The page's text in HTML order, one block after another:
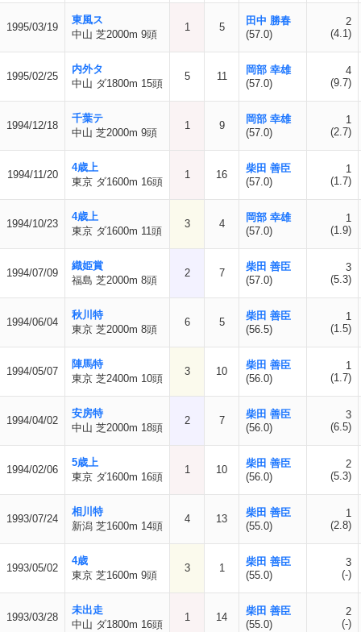
1995/03/19
東風ス
中山 芝2000m 9頭
1 5
田中 勝春
(57.0)
2
(4.1)
1995/02/25
内外タ
中山 ダ1800m 15頭
5 11
岡部 幸雄
(57.0)
4
(9.7)
1994/12/18
千葉テ
中山 芝2000m 9頭
1 9
岡部 幸雄
(57.0)
1
(2.7)
1994/11/20
4歳上
東京 ダ1600m 16頭
1 16
柴田 善臣
(57.0)
1
(1.7)
1994/10/23
4歳上
東京 ダ1600m 11頭
3 4
岡部 幸雄
(57.0)
1
(1.9)
1994/07/09
織姫賞
福島 芝2000m 8頭
2 7
柴田 善臣
(57.0)
3
(5.3)
1994/06/04
秋川特
東京 芝2000m 8頭
6 5
柴田 善臣
(56.5)
1
(1.5)
1994/05/07
陣馬特
東京 芝2400m 10頭
3 10
柴田 善臣
(56.0)
1
(1.7)
1994/04/02
安房特
中山 芝2000m 18頭
2 7
柴田 善臣
(56.0)
3
(6.5)
1994/02/06
5歳上
東京 ダ1600m 16頭
1 10
柴田 善臣
(56.0)
2
(5.3)
1993/07/24
相川特
新潟 芝1600m 14頭
4 13
柴田 善臣
(55.0)
1
(2.8)
1993/05/02
4歳
東京 芝1600m 9頭
3 1
柴田 善臣
(55.0)
3
(-)
1993/03/28
未出走
中山 ダ1800m 16頭
1 14
柴田 善臣
(55.0)
2
(-)